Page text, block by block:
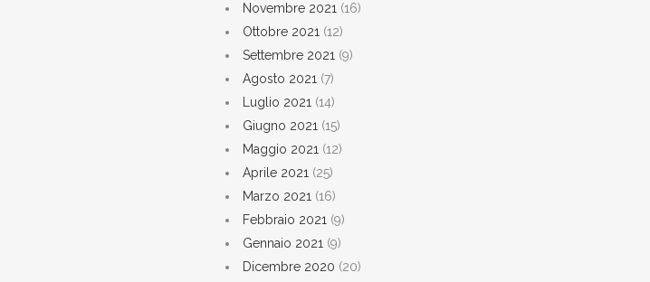
Novembre 2021 (16)
Ottobre 2021 (12)
Settembre 2021 (9)
Agosto 2021 (7)
Luglio 2021 (14)
Giugno 2021 (15)
Maggio 2021 (12)
Aprile 2021 (25)
Marzo 2021 (16)
Febbraio 2021 (9)
Gennaio 2021 (9)
Dicembre 2020 (20)